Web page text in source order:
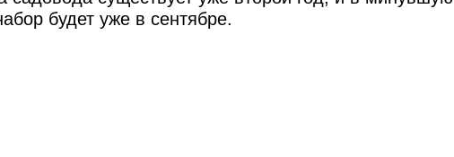
будет уже в сентябре.